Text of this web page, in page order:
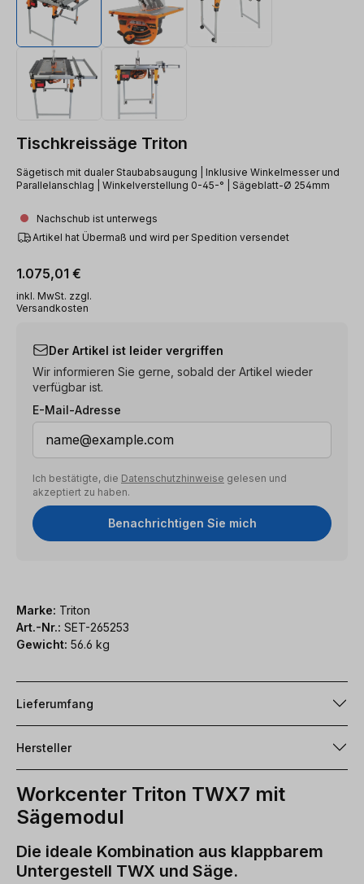
Tischkreissäge Triton
Sägetisch mit dualer Staubabsaugung | Inklusive Winkelmesser und
Parallelanschlag | Winkelverstellung 0-45-° | Sägeblatt-Ø 254mm
Nachschub ist unterwegs
Artikel hat Übermaß und wird per Spedition versendet
Regulärer Preis:
1.075,01 €
inkl. MwSt. zzgl.
Versandkosten
Der Artikel ist leider vergriffen
Wir informieren Sie gerne, sobald der Artikel wieder
verfügbar ist.
E-Mail-Adresse
Ich bestätigte, die Datenschutzhinweise gelesen und
akzeptiert zu haben.
Benachrichtigen Sie mich
Marke: Triton
Art.-Nr.: SET-265253
Gewicht: 56.6 kg
Lieferumfang
Hersteller
Workcenter Triton TWX7 mit
Sägemodul
Die ideale Kombination aus klappbarem
Untergestell TWX und Säge.